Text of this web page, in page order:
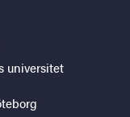
universitet